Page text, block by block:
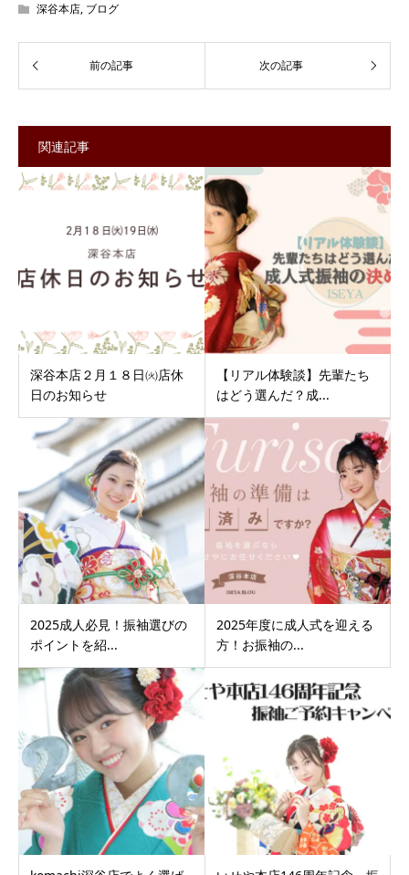
深谷本店, ブログ
関連記事
深谷本店２月１８日㈫店休
日のお知らせ
【リアル体験談】先輩たち
はどう選んだ？成...
2025成人必見！振袖選びの
ポイントを紹...
2025年度に成人式を迎える
方！お振袖の...